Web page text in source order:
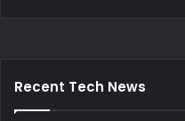
Recent Tech News